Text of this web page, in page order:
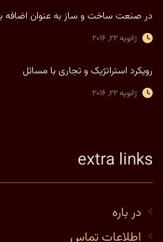
در صنعت ساخت و ساز به عنوان اضافه
ژانویه 22, 2016
رویکرد استراتژیک و تجاری با مسائل
ژانویه 22, 2016
extra links
در باره
اطلاعات تماس